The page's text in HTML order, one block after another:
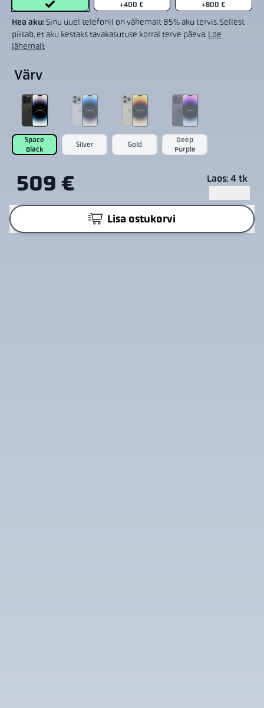
+400 € +800 €
Hea aku:Sinu uuel telefonil on vähemalt 85% aku tervis. Sellest
piisab, et aku kestaks tavakasutuse korral terve päeva. Loe
lähemalt
Värv
Space
Black
Silver Gold
Deep
Purple
509 € Laos: 4 tk
Lisa ostukorvi